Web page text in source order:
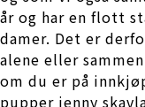
år og har en flott
damer. Det er
alene eller
om du er på
pupper jenny